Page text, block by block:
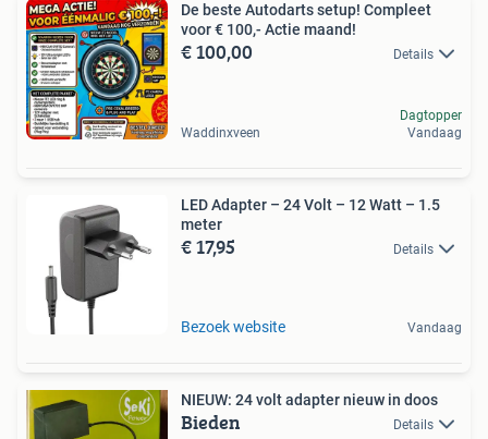
De beste Autodarts setup! Compleet
voor € 100,- Actie maand!
€ 100,00 Details
Waddinxveen
Dagtopper
Vandaag
LED Adapter – 24 Volt – 12 Watt – 1.5
meter
€ 17,95 Details
Bezoek website Vandaag
NIEUW: 24 volt adapter nieuw in doos
Bieden Details